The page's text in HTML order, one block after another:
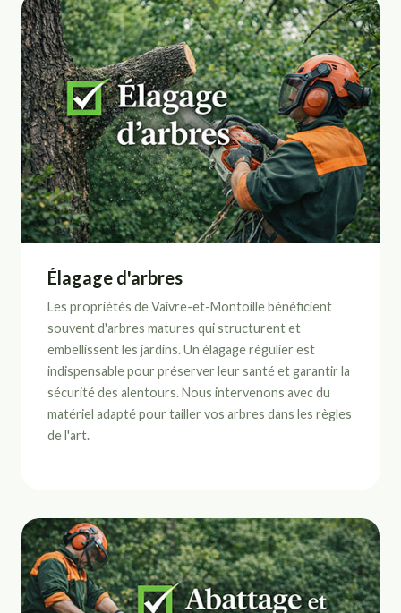
Élagage d'arbres
Les propriétés de Vaivre-et-Montoille bénéficient
souvent d'arbres matures qui structurent et
embellissent les jardins. Un élagage régulier est
indispensable pour préserver leur santé et garantir la
sécurité des alentours. Nous intervenons avec du
matériel adapté pour tailler vos arbres dans les règles
de l'art.